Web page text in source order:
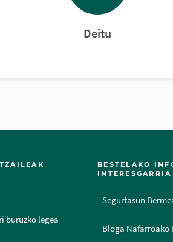
Deitu
buruzko legea
BESTELAKO
INTERESGARRIA
Segurtasun
Bloga Nafarroako